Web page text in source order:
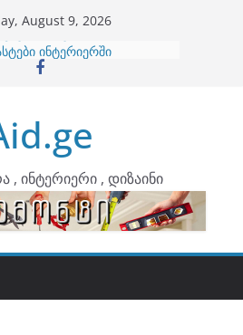
August 9, 2026
გაერთიანება
ინტერიერში
დიზიანი
წარმოგიდგენთ
, ინტერიერი , დიზაინი